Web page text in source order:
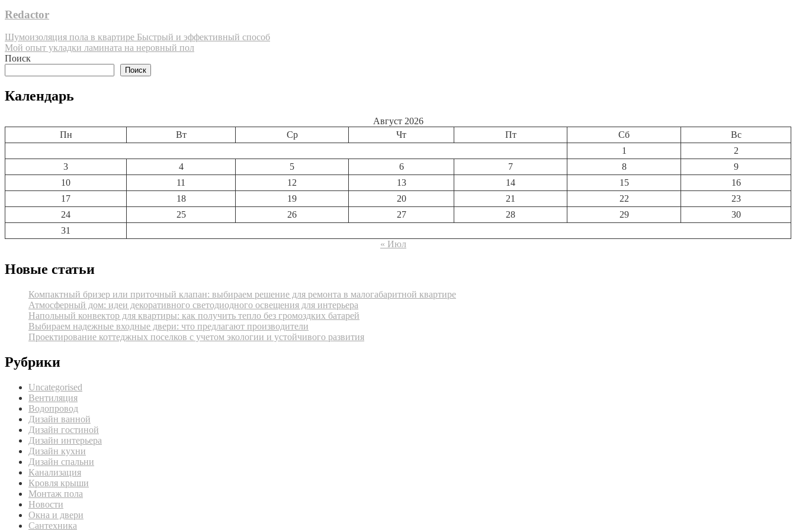
Redactor
Навигация
по
Шумоизоляция пола в квартире Быстрый и эффективный способ
Мой опыт укладки ламината на неровный пол
Поиск
Поиск
Календарь
Август 2026
Пн
Вт Ср Чт Пт Сб
Вс
1
2
3
4 5 6 7 8
9
10
11 12 13 14 15
16
17
18 19 20 21 22
23
24
25 26 27 28 29
30
31
« Июл
Новые статьи
Компактный бризер или приточный клапан: выбираем решение для ремонта в малогабаритной квартире
Атмосферный дом: идеи декоративного светодиодного освещения для интерьера
Напольный конвектор для квартиры: как получить тепло без громоздких батарей
Выбираем надежные входные двери: что предлагают производители
Проектирование коттеджных поселков с учетом экологии и устойчивого развития
Рубрики
Uncategorised
Вентиляция
Водопровод
Дизайн ванной
Дизайн гостиной
Дизайн интерьера
Дизайн кухни
Дизайн спальни
Канализация
Кровля крыши
Монтаж пола
Новости
Окна и двери
Сантехника